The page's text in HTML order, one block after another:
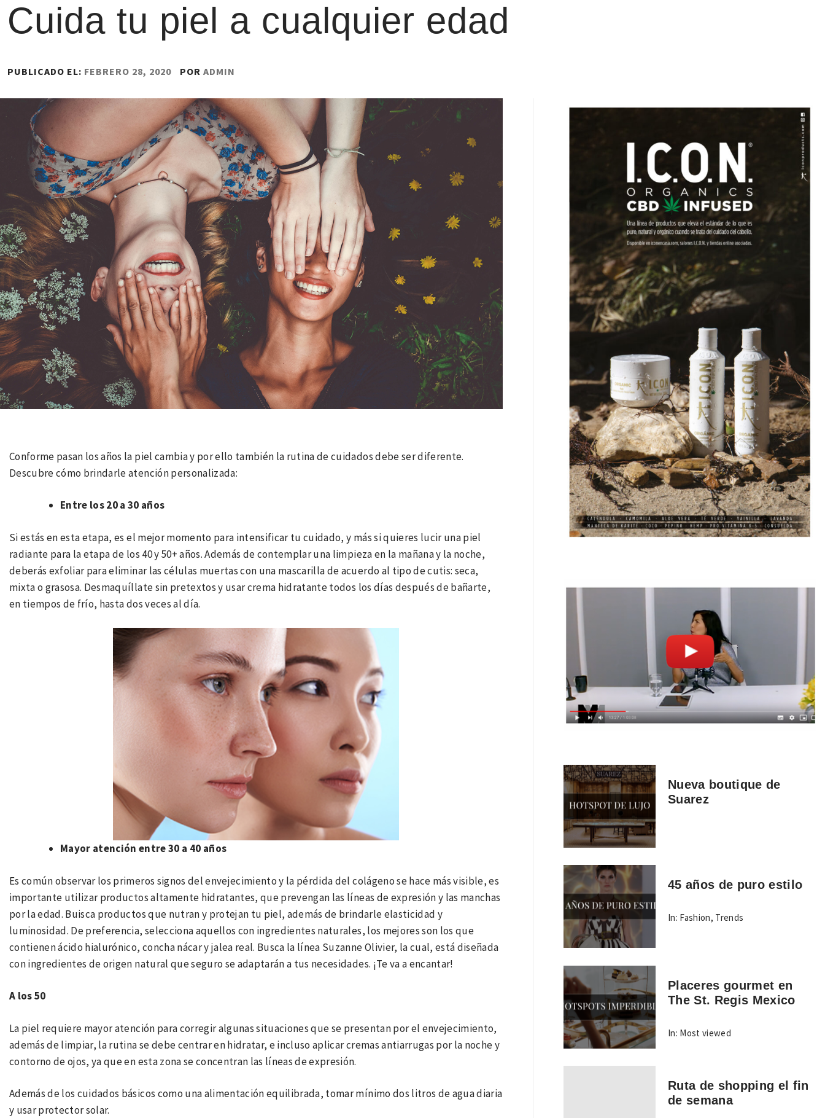
Cuida tu piel a cualquier edad
PUBLICADO EL: FEBRERO 28, 2020 POR ADMIN
Conforme pasan los años la piel cambia y por ello también la rutina de cuidados debe ser diferente.
Descubre cómo brindarle atención personalizada:
Entre los 20 a 30 años
Si estás en esta etapa, es el mejor momento para intensificar tu cuidado, y más si quieres lucir una piel
radiante para la etapa de los 40 y 50+ años. Además de contemplar una limpieza en la mañana y la noche,
deberás exfoliar para eliminar las células muertas con una mascarilla de acuerdo al tipo de cutis: seca,
mixta o grasosa. Desmaquíllate sin pretextos y usar crema hidratante todos los días después de bañarte,
en tiempos de frío, hasta dos veces al día.
Mayor atención entre 30 a 40 años
Es común observar los primeros signos del envejecimiento y la pérdida del colágeno se hace más visible, es
importante utilizar productos altamente hidratantes, que prevengan las líneas de expresión y las manchas
por la edad. Buisca productos que nutran y protejan tu piel, además de brindarle elasticidad y
luminosidad. De preferencia, selecciona aquellos con ingredientes naturales, los mejores son los que
contienen ácido hialurónico, concha nácar y jalea real. Busca la línea Suzanne Olivier, la cual, está diseñada
con ingredientes de origen natural que seguro se adaptarán a tus necesidades. ¡Te va a encantar!
A los 50
La piel requiere mayor atención para corregir algunas situaciones que se presentan por el envejecimiento,
además de limpiar, la rutina se debe centrar en hidratar, e incluso aplicar cremas antiarrugas por la noche y
contorno de ojos, ya que en esta zona se concentran las líneas de expresión.
Además de los cuidados básicos como una alimentación equilibrada, tomar mínimo dos litros de agua diaria
y usar protector solar.
Nueva boutique de
Suarez
45 años de puro estilo
In: Fashion, Trends
Placeres gourmet en
The St. Regis Mexico
In: Most viewed
Ruta de shopping el fin
de semana